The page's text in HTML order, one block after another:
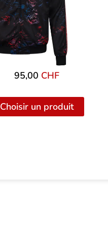
95,00 CHF
Choisir un produit